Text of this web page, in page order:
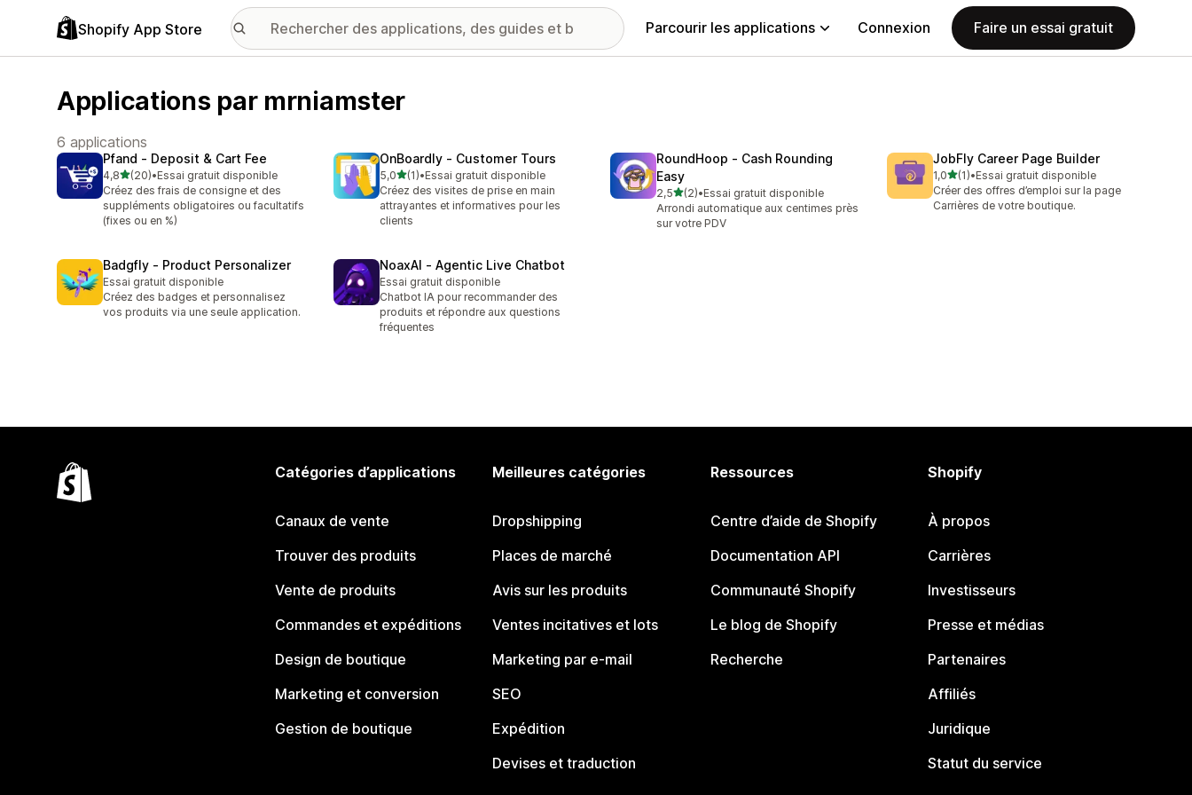
Shopify App Store Parcourir les applications Connexion Faire un essai gratuit
Applications par mrniamster
6 applications
Pfand ‑ Deposit & Cart Fee
4,8étoile(s) sur 5
(20)
20 avis au total
•Essai gratuit disponible
Créez des frais de consigne et des
suppléments obligatoires ou facultatifs
(fixes ou en %)
OnBoardly ‑ Customer Tours
5,0étoile(s) sur 5
(1)
1 avis au total
•Essai gratuit disponible
Créez des visites de prise en main
attrayantes et informatives pour les
clients
RoundHoop ‑ Cash Rounding
Easy
2,5étoile(s) sur 5
(2)
2 avis au total
•Essai gratuit disponible
Arrondi automatique aux centimes près
sur votre PDV
JobFly Career Page Builder
1,0étoile(s) sur 5
(1)
1 avis au total
•Essai gratuit disponible
Créer des offres d’emploi sur la page
Carrières de votre boutique.
Badgfly ‑ Product Personalizer
Essai gratuit disponible
Créez des badges et personnalisez
vos produits via une seule application.
NoaxAI ‑ Agentic Live Chatbot
Essai gratuit disponible
Chatbot IA pour recommander des
produits et répondre aux questions
fréquentes
Catégories d’applications
Canaux de vente
Trouver des produits
Vente de produits
Commandes et expéditions
Design de boutique
Marketing et conversion
Gestion de boutique
Meilleures catégories
Dropshipping
Places de marché
Avis sur les produits
Ventes incitatives et lots
Marketing par e-mail
SEO
Expédition
Devises et traduction
Ressources
Centre d’aide de Shopify
Documentation API
Communauté Shopify
Le blog de Shopify
Recherche
Shopify
À propos
Carrières
Investisseurs
Presse et médias
Partenaires
Affiliés
Juridique
Statut du service